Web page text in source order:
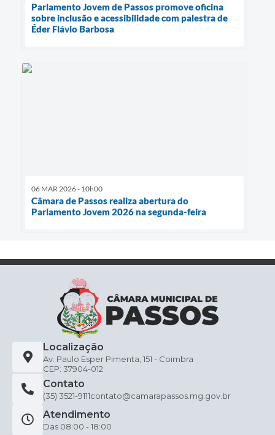
Parlamento Jovem de Passos promove oficina
sobre inclusão e acessibilidade com palestra de
Éder Flávio Barbosa
06 MAR 2026 - 10h00
Câmara de Passos realiza abertura do
Parlamento Jovem 2026 na segunda-feira
Localização
Av. Paulo Esper Pimenta, 151 - Coimbra
CEP: 37904-012
Contato
(35) 3521-9111contato@camarapassos.mg.gov.br
Atendimento
Das 08:00 - 18:00